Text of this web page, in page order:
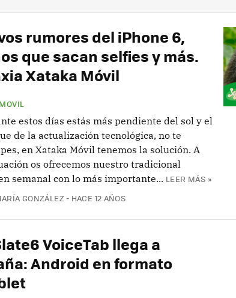
rumores del iPhone 6,
que sacan selfies y más.
Xataka Móvil
estos días estás más pendiente del sol y el
de la actualización tecnológica, no te
en Xataka Móvil tenemos la solución. A
os ofrecemos nuestro tradicional
semanal con lo más importante... LEER MÁS »
GONZÁLEZ HACE 12 AÑOS
VoiceTab llega a
Android en formato